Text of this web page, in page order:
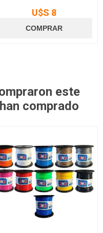
U$S 8
este
comprado